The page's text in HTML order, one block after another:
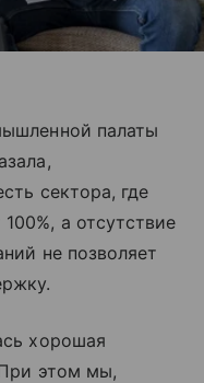
палаты
сектора, где
а отсутствие
не позволяет
хорошая
этом мы,